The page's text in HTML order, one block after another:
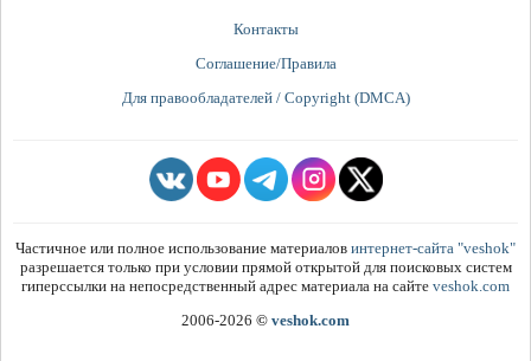
Контакты
Соглашение/Правила
Для правообладателей / Copyright (DMCA)
Частичное или полное использование материалов интернет-сайта "veshok"
разрешается только при условии прямой открытой для поисковых систем
гиперссылки на непосредственный адрес материала на сайте veshok.com
2006-2026 © veshok.com